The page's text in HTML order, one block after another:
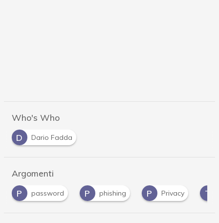
Who's Who
D
Dario Fadda
Argomenti
P phishing P Privacy T truffe online